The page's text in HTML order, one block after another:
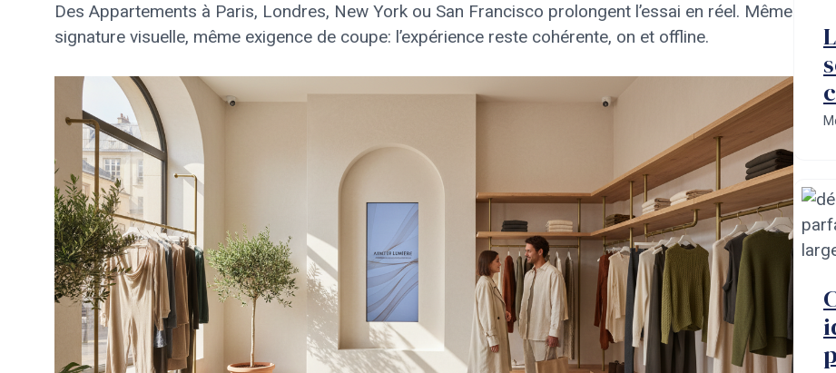
Des Appartements à Paris, Londres, New York ou San Francisco prolongent l’essai en réel. Même
signature visuelle, même exigence de coupe: l’expérience reste cohérente, on et offline.